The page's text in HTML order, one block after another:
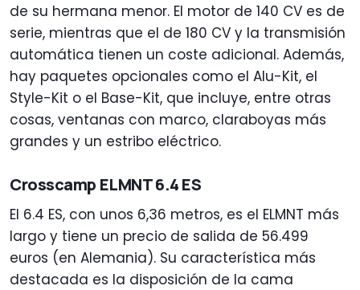
de su hermana menor. El motor de 140 CV es de
serie, mientras que el de 180 CV y la transmisión
automática tienen un coste adicional. Además,
hay paquetes opcionales como el Alu-Kit, el
Style-Kit o el Base-Kit, que incluye, entre otras
cosas, ventanas con marco, claraboyas más
grandes y un estribo eléctrico.
Crosscamp ELMNT 6.4 ES
El 6.4 ES, con unos 6,36 metros, es el ELMNT más
largo y tiene un precio de salida de 56.499
euros (en Alemania). Su característica más
destacada es la disposición de la cama